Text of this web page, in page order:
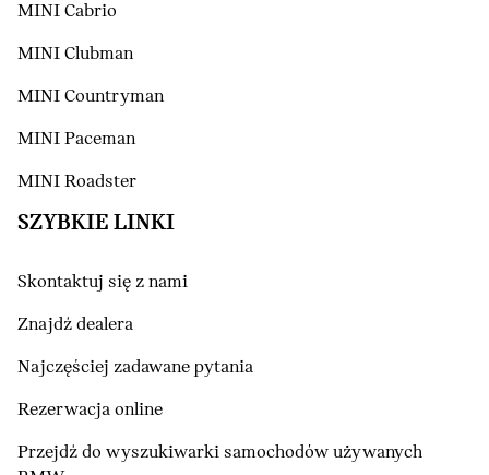
MINI Cabrio
MINI Clubman
MINI Countryman
MINI Paceman
MINI Roadster
SZYBKIE LINKI
Skontaktuj się z nami
Znajdź dealera
Najczęściej zadawane pytania
Rezerwacja online
Przejdź do wyszukiwarki samochodów używanych